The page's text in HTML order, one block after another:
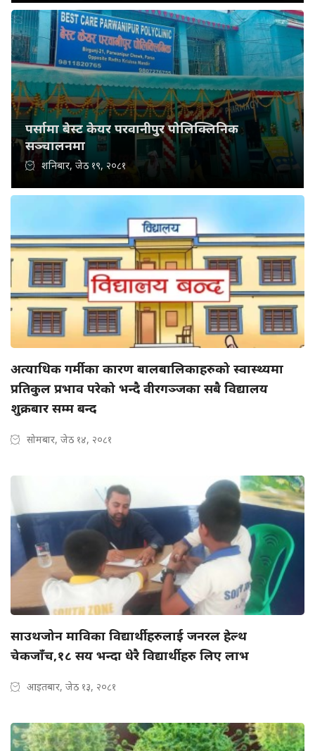
पर्सामा बेस्ट केयर परवानीपुर पोलिक्लिनिक
सञ्चालनमा
शनिबार, जेठ १९, २०८१
अत्याधिक गर्मीका कारण बालबालिकाहरुको स्वास्थ्यमा
प्रतिकुल प्रभाव परेको भन्दै वीरगञ्जका सबै विद्यालय
शुक्रबार सम्म बन्द
सोमबार, जेठ १४, २०८१
साउथजोन माविका विद्यार्थीहरुलाई जनरल हेल्थ
चेकजाँच,१८ सय भन्दा धेरै विद्यार्थीहरु लिए लाभ
आइतबार, जेठ १३, २०८१